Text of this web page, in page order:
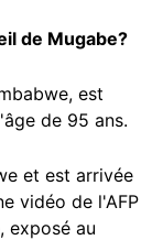
de Mugabe?
est
de 95 ans.
et est arrivée
vidéo de l'AFP
exposé au